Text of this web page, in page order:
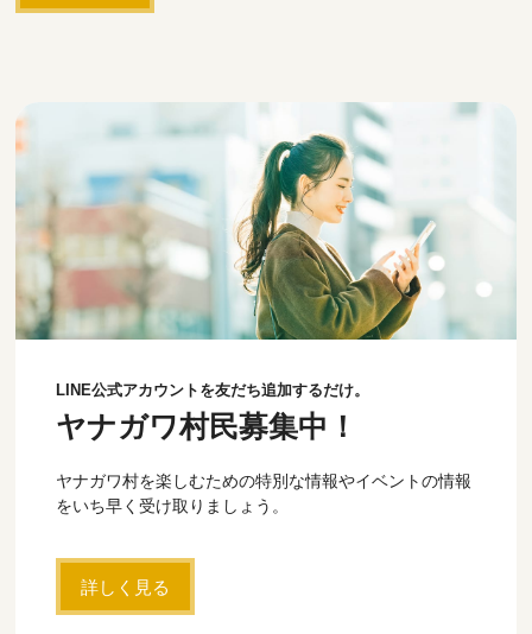
LINE公式アカウントを友だち追加するだけ。
ヤナガワ村民募集中！
ヤナガワ村を楽しむための特別な情報やイベントの情報
をいち早く受け取りましょう。
詳しく見る